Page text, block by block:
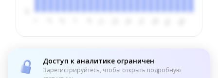
Доступ к аналитике ограничен
Зарегистрируйтесь, чтобы открыть подробную